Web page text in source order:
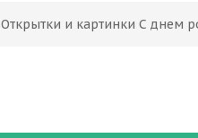
Открытки и картинки С днем